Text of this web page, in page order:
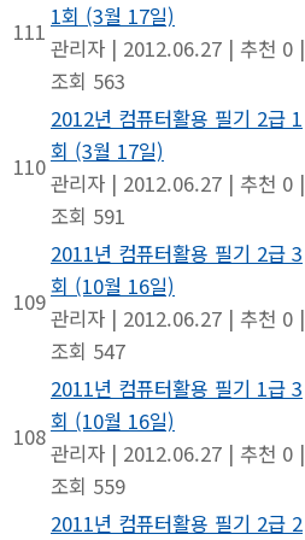
111
1회 (3월 17일)
관리자 | 2012.06.27 | 추천 0 |
조회 563
110
2012년 컴퓨터활용 필기 2급 1
회 (3월 17일)
관리자 | 2012.06.27 | 추천 0 |
조회 591
109
2011년 컴퓨터활용 필기 2급 3
회 (10월 16일)
관리자 | 2012.06.27 | 추천 0 |
조회 547
108
2011년 컴퓨터활용 필기 1급 3
회 (10월 16일)
관리자 | 2012.06.27 | 추천 0 |
조회 559
2011년 컴퓨터활용 필기 2급 2